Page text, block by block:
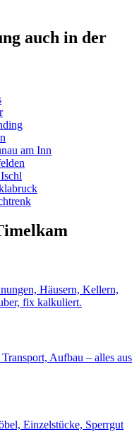
auch in der
am Inn
Häusern, Kellern,
fix kalkuliert.
Aufbau – alles aus
Einzelstücke, Sperrgut